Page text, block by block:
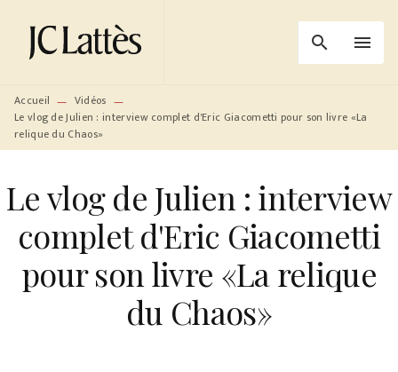
MENU RECHERCHE
PIED DE PAGE
search menu
Accueil — Vidéos —
Le vlog de Julien : interview complet d'Eric Giacometti pour son livre «La
relique du Chaos»
Le vlog de Julien : interview
complet d'Eric Giacometti
pour son livre «La relique
du Chaos»